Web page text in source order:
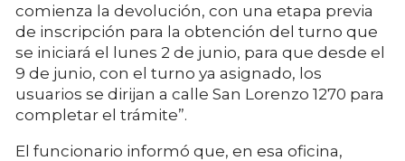
comienza la devolución, con una etapa previa
de inscripción para la obtención del turno que
se iniciará el lunes 2 de junio, para que desde el
9 de junio, con el turno ya asignado, los
usuarios se dirijan a calle San Lorenzo 1270 para
completar el trámite”.
El funcionario informó que, en esa oficina,